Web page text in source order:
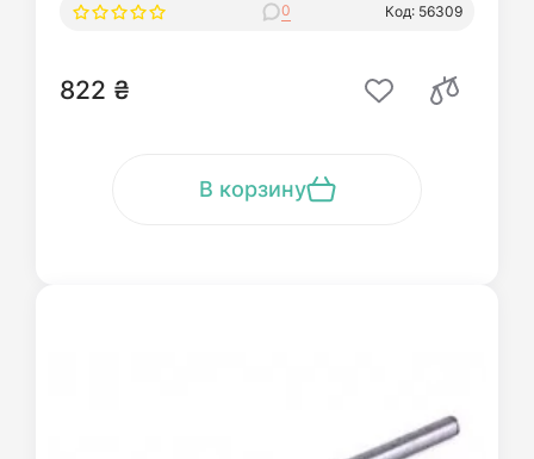
0 Код: 56309
822 ₴
В корзину